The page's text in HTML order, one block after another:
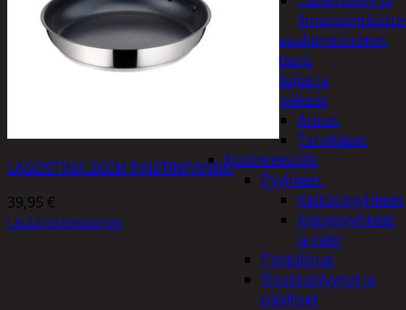
Kaasulämmittimet
Patterit
Tulisijat ja
tarvikkeet
Arinat
Tarvikkeet
Kodintekstiilit
Pyyhkeet
Keittiöpyyhkeet
Kylpypyyhkeet
ja takit
Pöytäliinat
Sisustustyynyt ja
päälliset
LAGOSTINA 26CM PAISTINPANNU
39,95 €
Lisää ostoskoriin